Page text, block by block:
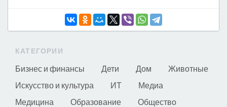
КАТЕГОРИИ
Бизнес и финансы Дети Дом
Животные
Искусство и культура
ИТ
Медиа
Медицина
Образование
Общество